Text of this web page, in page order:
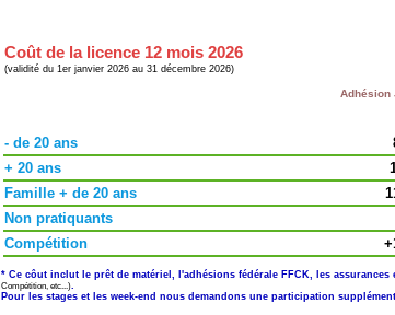
Coût de la licence 12 mois 2026
(validité du 1er janvier 2026 au 31 décembre 2026)
Adhésion
- de 20 ans
+ 20 ans
Famille + de 20 ans
Non pratiquants
Compétition
* Ce côut inclut le prêt de matériel, l'adhésions fédérale FFCK, les assurances
Compétition, etc...).
Pour les stages et les week-end nous demandons une participation